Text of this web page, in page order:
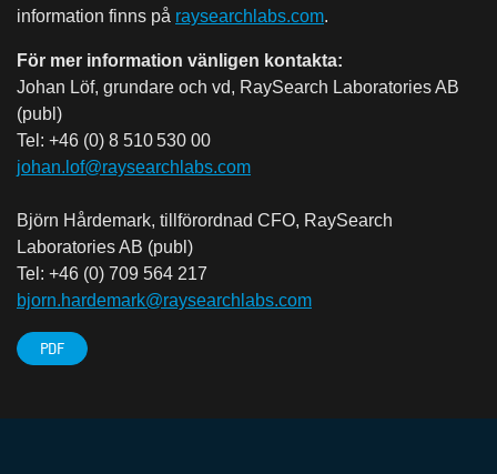
information finns på raysearchlabs.com.
För mer information vänligen kontakta:
Johan Löf, grundare och vd, RaySearch Laboratories AB
(publ)
Tel: +46 (0) 8 510 530 00
johan.lof@raysearchlabs.com
Björn Hårdemark, tillförordnad CFO, RaySearch
Laboratories AB (publ)
Tel: +46 (0) 709 564 217
bjorn.hardemark@raysearchlabs.com
PDF